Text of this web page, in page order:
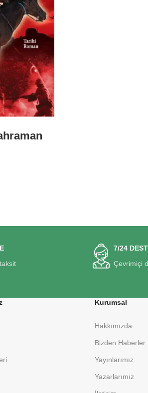
7/24
Çevrimiçi
Kurumsal
Hakkımızda
Bizden Haberler
Yayınlarımız
Yazarlarımız